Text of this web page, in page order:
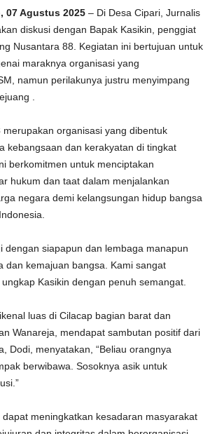
07 Agustus 2025 – Di Desa Cipari, Jurnalis
diskusi dengan Bapak Kasikin, penggiat
Nusantara 88. Kegiatan ini bertujuan untuk
maraknya organisasi yang
namun perilakunya justru menyimpang
.
organisasi yang dibentuk
kebangsaan dan kerakyatan di tingkat
berkomitmen untuk menciptakan
hukum dan taat dalam menjalankan
negara demi kelangsungan hidup bangsa
dengan siapapun dan lembaga manapun
dan kemajuan bangsa. Kami sangat
Kasikin dengan penuh semangat.
luas di Cilacap bagian barat dan
Wanareja, mendapat sambutan positif dari
Dodi, menyatakan, “Beliau orangnya
berwibawa. Sosoknya asik untuk
meningkatkan kesadaran masyarakat